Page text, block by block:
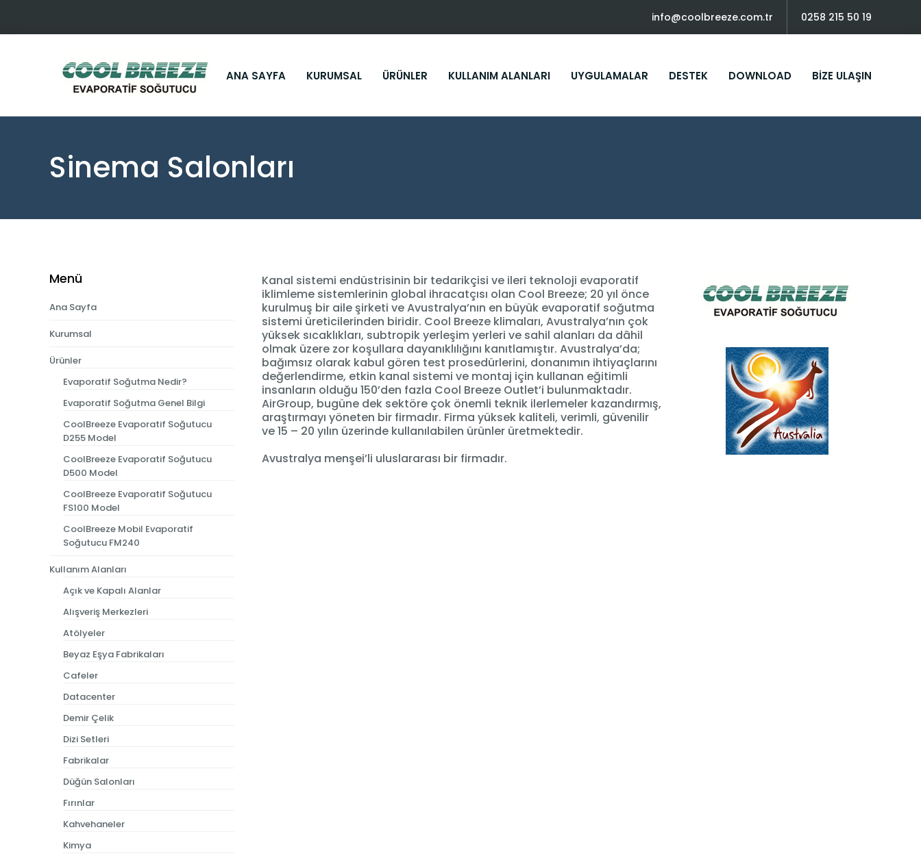
info@coolbreeze.com.tr 0258 215 50 19
ANA SAYFA KURUMSAL ÜRÜNLER KULLANIM ALANLARI UYGULAMALAR DESTEK DOWNLOAD BIZE ULAŞIN
Sinema Salonları
Kanal sistemi endüstrisinin bir tedarikçisi ve ileri teknoloji evaporatif
iklimleme sistemlerinin global ihracatçısı olan Cool Breeze; 20 yıl önce
kurulmuş bir aile şirketi ve Avustralya’nın en büyük evaporatif soğutma
sistemi üreticilerinden biridir. Cool Breeze klimaları, Avustralya’nın çok
yüksek sıcaklıkları, subtropik yerleşim yerleri ve sahil alanları da dâhil
olmak üzere zor koşullara dayanıklılığını kanıtlamıştır. Avustralya’da;
bağımsız olarak kabul gören test prosedürlerini, donanımın ihtiyaçlarını
değerlendirme, etkin kanal sistemi ve montaj için kullanan eğitimli
insanların olduğu 150’den fazla Cool Breeze Outlet’i bulunmaktadır.
AirGroup, bugüne dek sektöre çok önemli teknik ilerlemeler kazandırmış,
araştırmayı yöneten bir firmadır. Firma yüksek kaliteli, verimli, güvenilir
ve 15 – 20 yılın üzerinde kullanılabilen ürünler üretmektedir.
Avustralya menşei’li uluslararası bir firmadır.
Menü
Ana Sayfa
Kurumsal
Ürünler
Evaporatif Soğutma Nedir?
Evaporatif Soğutma Genel Bilgi
CoolBreeze Evaporatif Soğutucu
D255 Model
CoolBreeze Evaporatif Soğutucu
D500 Model
CoolBreeze Evaporatif Soğutucu
FS100 Model
CoolBreeze Mobil Evaporatif
Soğutucu FM240
Kullanım Alanları
Açık ve Kapalı Alanlar
Alışveriş Merkezleri
Atölyeler
Beyaz Eşya Fabrikaları
Cafeler
Datacenter
Demir Çelik
Dizi Setleri
Fabrikalar
Düğün Salonları
Fırınlar
Kahvehaneler
Kimya